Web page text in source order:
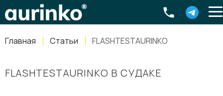
Главная Статьи FLASHTESTAURINKO
FLASHTESTAURINKO В СУДАКЕ
Россия, Свердловская область Екатеринбург ,
8-800-770-79-40